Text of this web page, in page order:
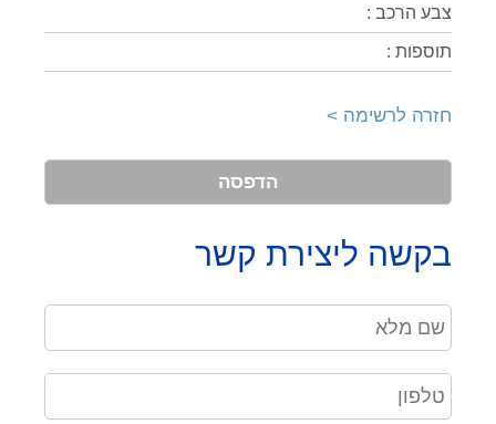
צבע הרכב :
תוספות :
חזרה לרשימה >
הדפסה
בקשה ליצירת קשר